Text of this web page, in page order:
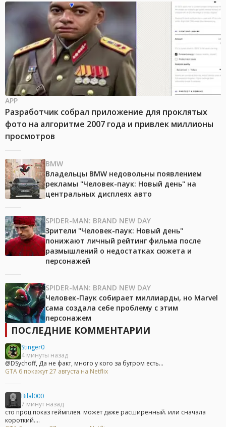
APP
Разработчик собрал приложение для проклятых
фото на алгоритме 2007 года и привлек миллионы
просмотров
BMW
Владельцы BMW недовольны появлением
рекламы "Человек-паук: Новый день" на
центральных дисплеях авто
SPIDER-MAN: BRAND NEW DAY
Зрители "Человек-паук: Новый день"
понижают личный рейтинг фильма после
размышлений о недостатках сюжета и
персонажей
SPIDER-MAN: BRAND NEW DAY
Человек-Паук собирает миллиарды, но Marvel
сама создала себе проблему с этим
персонажем
ПОСЛЕДНИЕ КОММЕНТАРИИ
Stinger0
4 минуты назад
@DSychoff, Да не факт, много у кого за бугром есть...
GTA 6 покажут 27 августа на Netflix
Bilal000
7 минут назад
сто проц показ геймплея. может даже расширенный. или сначала
короткий....